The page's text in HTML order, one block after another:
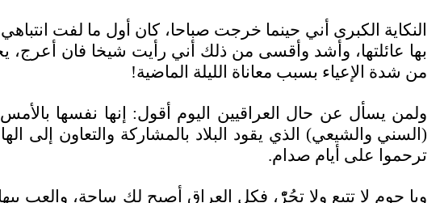
النكاية الكبرى أني حينما خرجت صباحا، كان أول ما لفت
بها عائلتها، وأشد وأقسى من ذلك أني رأيت شيخا فان أعرج،
من شدة الإعياء بسبب معاناة الليلة الماضية!
ولمن يسأل عن حال العراقيين اليوم أقول: إنها نفسها
(السني والشيعي) الذي يقود البلاد بالمشاركة والتعاون إلى
ترحموا على أيام صدام.
ويا حوم لا تتبع ولا تجُرّْ، فكل العراق أصبح لك ساحة، والعب